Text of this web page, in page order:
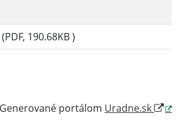
(PDF, 190.68KB )
Generované portálom Uradne.sk